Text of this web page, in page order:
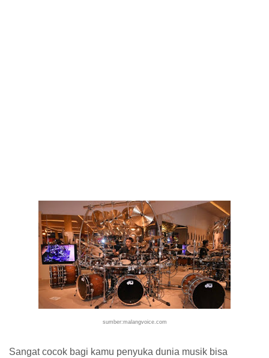
sumber:malangvoice.com
Sangat cocok bagi kamu penyuka dunia musik bisa